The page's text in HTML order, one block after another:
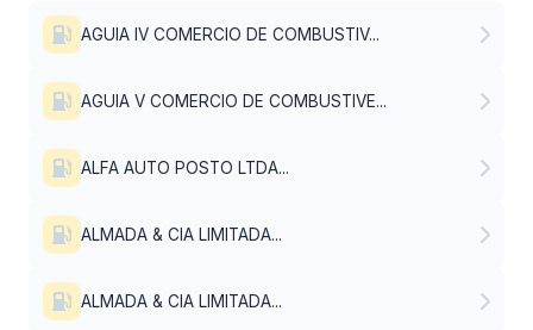
AGUIA IV COMERCIO DE COMBUSTIV...
AGUIA V COMERCIO DE COMBUSTIVE...
ALFA AUTO POSTO LTDA...
ALMADA & CIA LIMITADA...
ALMADA & CIA LIMITADA...